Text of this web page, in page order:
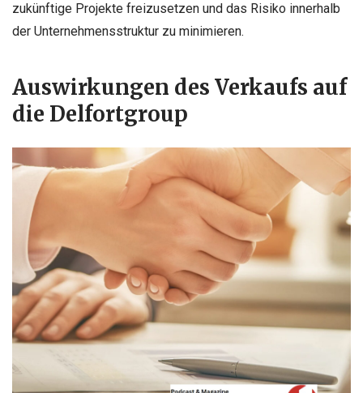
zukünftige Projekte freizusetzen und das Risiko innerhalb
der Unternehmensstruktur zu minimieren.
Auswirkungen des Verkaufs auf
die Delfortgroup